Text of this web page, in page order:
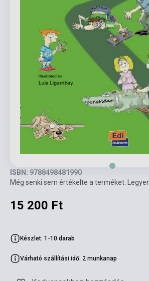
ISBN: 9788498481990
Még senki sem értékelte a terméket.
15 200 Ft
Készlet: 1-10 darab
Várható szállítási idő: 2 munkanap